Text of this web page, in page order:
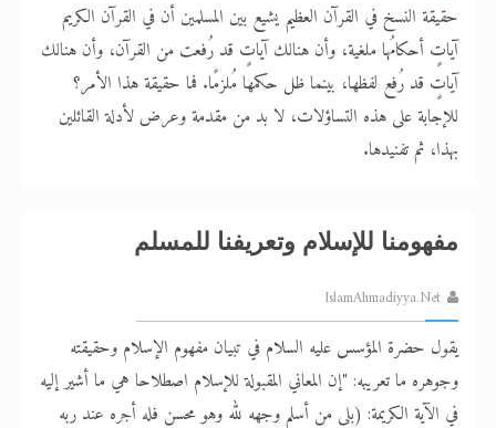
حقيقة النسخ في القرآن العظيم يشيع بين المسلمين أن في القرآن الكريم
آياتٍ أحكامُها ملغية، وأن هنالك آياتٍ قد رُفعت من القرآن، وأن هنالك
آياتٍ قد رُفع لفظها، بينما ظل حكمها مُلزمًا. فما حقيقة هذا الأمر؟
للإجابة على هذه التساؤلات، لا بد من مقدمة وعرض لأدلة القائلين
بهذا، ثم تفنيدها.
مفهومنا للإسلام وتعريفنا للمسلم
IslamAhmadiyya.Net
يقول حضرة المؤسس عليه السلام في تبيان مفهوم الإسلام وحقيقته
وجوهره ما تعريبه: "إن المعاني المقبولة للإسلام اصطلاحا هي ما أشير إليه
في الآية الكريمة: (بلى من أسلم وجهه لله وهو محسن فله أجره عند ربه